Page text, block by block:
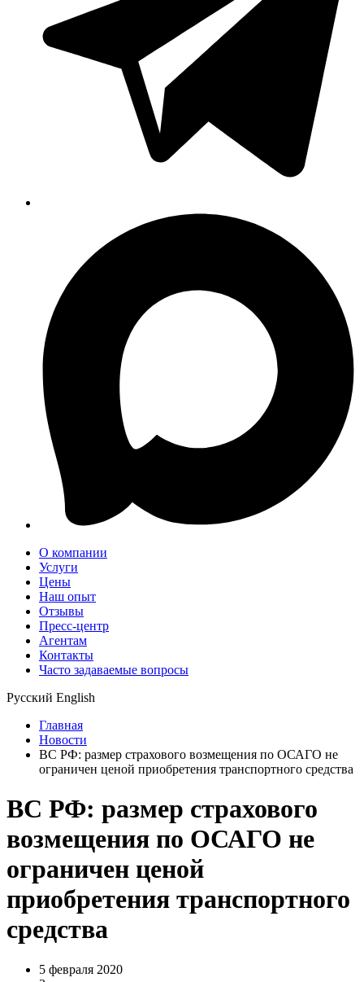
О компании
Услуги
Цены
Наш опыт
Отзывы
Пресс-центр
Агентам
Контакты
Часто задаваемые вопросы
Русский English
Главная
Новости
ВС РФ: размер страхового возмещения по ОСАГО не
ограничен ценой приобретения транспортного средства
ВС РФ: размер страхового
возмещения по ОСАГО не
ограничен ценой
приобретения транспортного
средства
5 февраля 2020